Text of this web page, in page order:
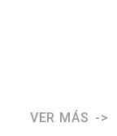
VER MÁS